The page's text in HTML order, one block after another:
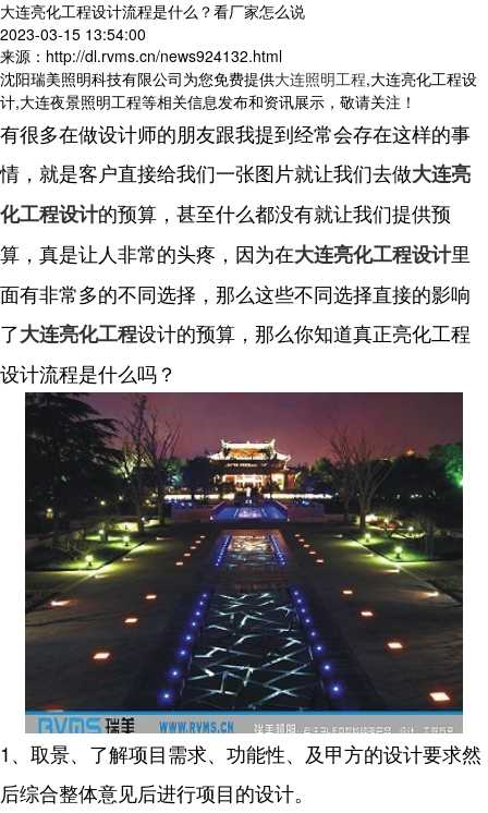
大连亮化工程设计流程是什么？看厂家怎么说
2023-03-15 13:54:00
来源：http://dl.rvms.cn/news924132.html
沈阳瑞美照明科技有限公司为您免费提供大连照明工程,大连亮化工程设
计,大连夜景照明工程等相关信息发布和资讯展示，敬请关注！
有很多在做设计师的朋友跟我提到经常会存在这样的事
情，就是客户直接给我们一张图片就让我们去做大连亮
化工程设计的预算，甚至什么都没有就让我们提供预
算，真是让人非常的头疼，因为在大连亮化工程设计里
面有非常多的不同选择，那么这些不同选择直接的影响
了大连亮化工程设计的预算，那么你知道真正亮化工程
设计流程是什么吗？
1、取景、了解项目需求、功能性、及甲方的设计要求然
后综合整体意见后进行项目的设计。